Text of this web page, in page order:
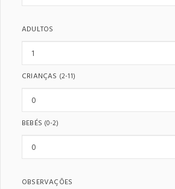
ADULTOS
CRIANÇAS (2-11)
BEBÉS (0-2)
OBSERVAÇÕES